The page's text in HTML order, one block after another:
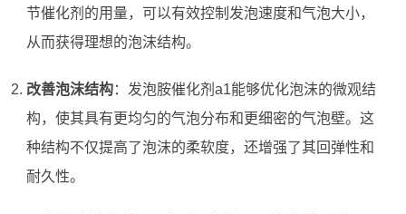
节催化剂的用量，可以有效控制发泡速度和气泡大小，
从而获得理想的泡沫结构。
改善泡沫结构：发泡胺催化剂a1能够优化泡沫的微观结
构，使其具有更均匀的气泡分布和更细密的气泡壁。这
种结构不仅提高了泡沫的柔软度，还增强了其回弹性和
耐久性。